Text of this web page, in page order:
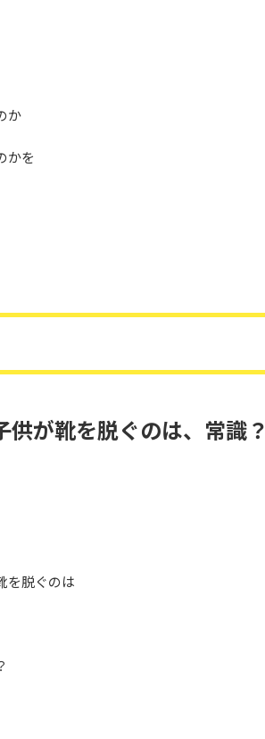
か
かを
供が靴を脱ぐのは、常識？
を脱ぐのは